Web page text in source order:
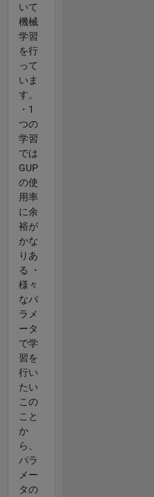
いて
機械
学習
を行
って
いま
す。
・1
つの
学習
では
GUP
の使
用率
に余
裕が
かな
りあ
る ・
様々
なパ
ラメ
ータ
で学
習を
行い
たい
この
こと
か
ら、
パラ
メー
タの